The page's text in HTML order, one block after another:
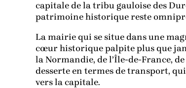
capitale de la tribu gauloise des
patrimoine historique reste
La mairie qui se situe dans une
cœur historique palpite plus que
la Normandie, de l’Île-de-France,
desserte en termes de transport,
vers la capitale.